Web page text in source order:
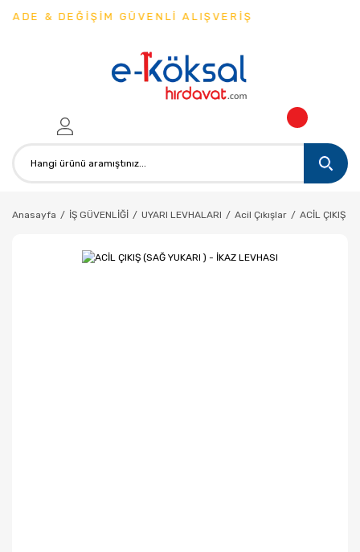
& DEĞİŞİM GÜVENLİ ALIŞVERİŞ
Anasayfa İŞ GÜVENLİĞİ UYARI LEVHALARI Acil Çıkışlar ACİL ÇIKIŞ